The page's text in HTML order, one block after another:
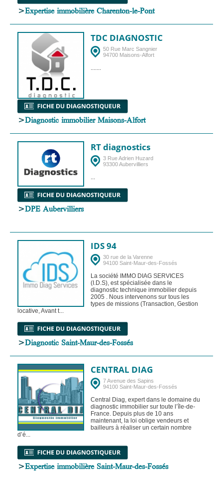
>Expertise immobilière Charenton-le-Pont
TDC DIAGNOSTIC
50 Rue Marc Sangnier
94700 Maisons-Alfort
.......
>Diagnostic immobilier Maisons-Alfort
RT diagnostics
3 Rue Adrien Huzard
93300 Aubervilliers
...
>DPE Aubervilliers
IDS 94
30 rue de la Varenne
94100 Saint-Maur-des-Fossés
La société IMMO DIAG SERVICES
(I.D.S), est spécialisée dans le
diagnostic technique immobilier depuis
2005 . Nous intervenons sur tous les
types de missions (Transaction, Gestion
locative, Avant t...
>Diagnostic Saint-Maur-des-Fossés
CENTRAL DIAG
7 Avenue des Sapins
94100 Saint-Maur-des-Fossés
Central Diag, expert dans le domaine du
diagnostic immobilier sur toute l’île-de-
France. Depuis plus de 10 ans
maintenant, la loi oblige vendeurs et
bailleurs à réaliser un certain nombre
d’é...
>Expertise immobilière Saint-Maur-des-Fossés